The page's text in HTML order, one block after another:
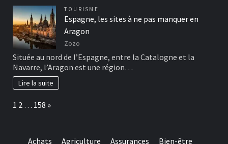
TOURISME
Espagne, les sites à ne pas manquer en
Aragon
Zozo
Située au nord de l’Espagne, entre la Catalogne et la
Navarre, l’Aragon est une région…
Lire la suite
Page:
1 2 … 158 Next
»
Achats Agriculture Assurances Bien-être